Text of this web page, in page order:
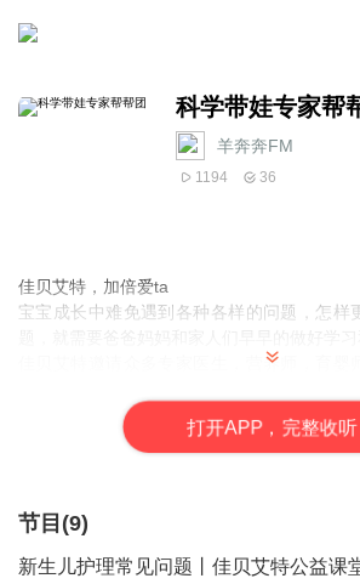
科学带娃专家帮
羊奔奔FM
1194 36
佳贝艾特，加倍爱ta
宝宝成长中难免遇到各种各样的问题，怎样
佳贝艾特邀请众多专家医生，营养师，育婴
就热点育儿问题进行探讨。
更多资讯可关注“佳贝艾特”微信公众号
打开APP，完整收听
节目(9)
新生儿护理常见问题丨佳贝艾特公益课